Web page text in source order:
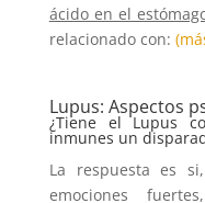
ácido en el
relacionado con:
Lupus: Aspectos
¿Tiene el Lupus
inmunes un
La respuesta es
emociones